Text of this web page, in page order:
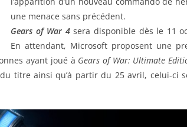
une menace sans précédent.
Gears of War 4 sera disponible dès le 11
En attendant, Microsoft proposent une
ayant joué à Gears of War: Ultimate
titre ainsi qu’à partir du 25 avril, celui-ci